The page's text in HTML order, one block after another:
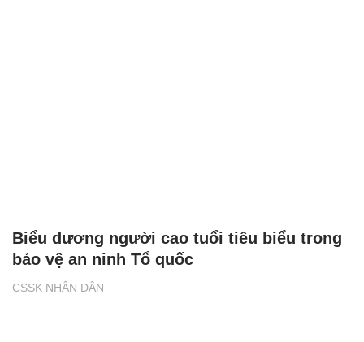
CSSK NHÂN DÂN
Biểu dương người cao tuổi tiêu biểu trong
bảo vệ an ninh Tổ quốc